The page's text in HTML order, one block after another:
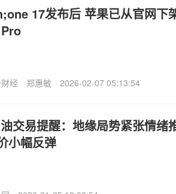
17发布后 苹果已从官网下
经 郑惠敏 2026-02-07 05:13:54
交易提醒：地缘局势紧张情绪
小幅反弹